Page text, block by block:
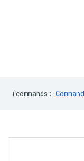
(commands : Command